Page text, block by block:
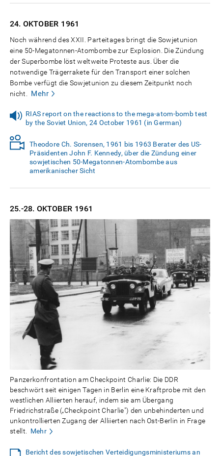
24. OKTOBER 1961
Noch während des XXII. Parteitages bringt die Sowjetunion
eine 50-Megatonnen-Atombombe zur Explosion. Die Zündung
der Superbombe löst weltweite Proteste aus. Über die
notwendige Trägerrakete für den Transport einer solchen
Bombe verfügt die Sowjetunion zu diesem Zeitpunkt noch
nicht.
Mehr
RIAS report on the reactions to the mega-atom-bomb test
by the Soviet Union, 24 October 1961 (in German)
Theodore Ch. Sorensen, 1961 bis 1963 Berater des US-
Präsidenten John F. Kennedy, über die Zündung einer
sowjetischen 50-Megatonnen-Atombombe aus
amerikanischer Sicht
25.-28. OKTOBER 1961
Panzerkonfrontation am Checkpoint Charlie: Die DDR
beschwört seit einigen Tagen in Berlin eine Kraftprobe mit den
westlichen Alliierten herauf, indem sie am Übergang
Friedrichstraße („Checkpoint Charlie") den unbehinderten und
unkontrollierten Zugang der Alliierten nach Ost-Berlin in Frage
stellt. Mehr
Bericht des sowjetischen Verteidigungsministeriums an